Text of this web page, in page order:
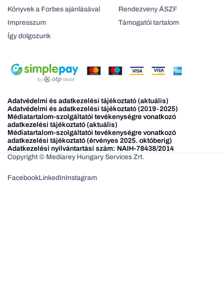
Könyvek a Forbes ajánlásával
Impresszum
Így dolgozunk
Rendezveny ÁSZF
Támogatói tartalom
Adatvédelmi és adatkezelési tájékoztató (aktuális)
Adatvédelmi és adatkezelési tájékoztató (2019-2025)
Médiatartalom-szolgáltatói tevékenységre vonatkozó
adatkezelési tájékoztató (aktuális)
Médiatartalom-szolgáltatói tevékenységre vonatkozó
adatkezelési tájékoztató (érvényes 2025. októberig)
Adatkezelési nyilvántartási szám: NAIH-78438/2014
Copyright © Mediarey Hungary Services Zrt.
FacebookLinkedInInstagram